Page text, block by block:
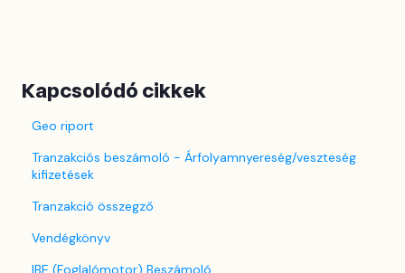
Kapcsolódó cikkek
Geo riport
Tranzakciós beszámoló - Árfolyamnyereség/veszteség
kifizetések
Tranzakció összegző
Vendégkönyv
IBE (Foglalómotor) Beszámoló